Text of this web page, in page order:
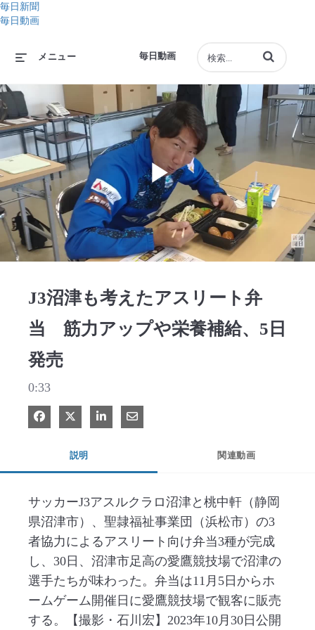
毎日新聞
毎日動画
毎日動画
メニュー 動画の検索語句
Play
J3沼津も考えたアスリート弁
当 筋力アップや栄養補給、5日
発売
0:33
Facebook で共有
Xで共有する
LinkedIn で共有
電子メールで共有
説明 関連動画
サッカーJ3アスルクラロ沼津と桃中軒（静岡
県沼津市）、聖隷福祉事業団（浜松市）の3
者協力によるアスリート向け弁当3種が完成
し、30日、沼津市足高の愛鷹競技場で沼津の
選手たちが味わった。弁当は11月5日からホ
ームゲーム開催日に愛鷹競技場で観客に販売
する。【撮影・石川宏】2023年10月30日公開